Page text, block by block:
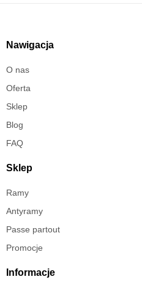
Nawigacja
O nas
Oferta
Sklep
Blog
FAQ
Sklep
Ramy
Antyramy
Passe partout
Promocje
Informacje